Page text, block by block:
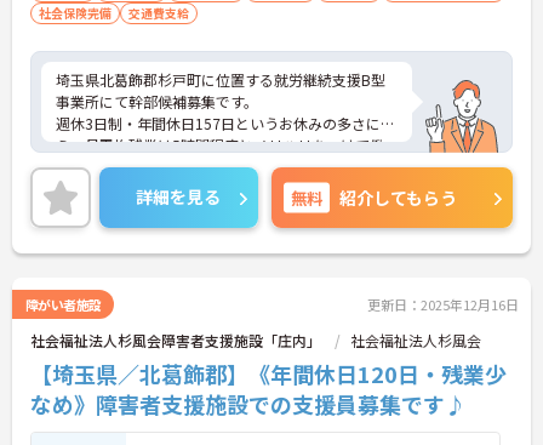
社会保険完備
交通費支給
埼玉県北葛飾郡杉戸町に位置する就労継続支援B型
事業所にて幹部候補募集です。
週休3日制・年間休日157日というお休みの多さに加
え、月平均残業は5時間程度とメリハリをつけて働
ける環境です。
ご興味のある方には、面接対策ポイントなど、さら
に詳細をお話いたしますので、お気軽にご相談くだ
さい。
詳細を見る 無料 紹介してもらう
障がい者施設 更新日：2025年12月16日
社会福祉法人杉風会障害者支援施設「庄内」 社会福祉法人杉風会
【埼玉県／北葛飾郡】《年間休日120日・残業少
なめ》障害者支援施設での支援員募集です♪